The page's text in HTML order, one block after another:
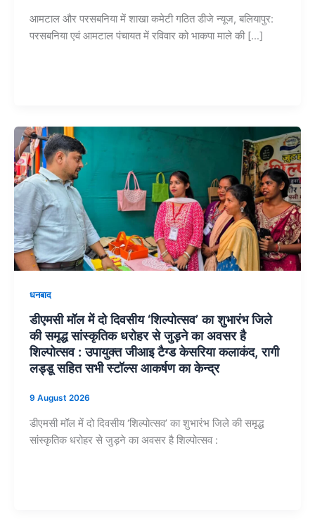
आमटाल और परसबनिया में शाखा कमेटी गठित डीजे न्यूज, बलियापुर:
परसबनिया एवं आमटाल पंचायत में रविवार को भाकपा माले की […]
धनबाद
डीएमसी मॉल में दो दिवसीय ‘शिल्पोत्सव’ का शुभारंभ जिले
की समृद्ध सांस्कृतिक धरोहर से जुड़ने का अवसर है
शिल्पोत्सव : उपायुक्त जीआइ टैग्ड केसरिया कलाकंद, रागी
लड्डू सहित सभी स्टॉल्स आकर्षण का केन्द्र
9 August 2026
डीएमसी मॉल में दो दिवसीय ‘शिल्पोत्सव’ का शुभारंभ जिले की समृद्ध
सांस्कृतिक धरोहर से जुड़ने का अवसर है शिल्पोत्सव :